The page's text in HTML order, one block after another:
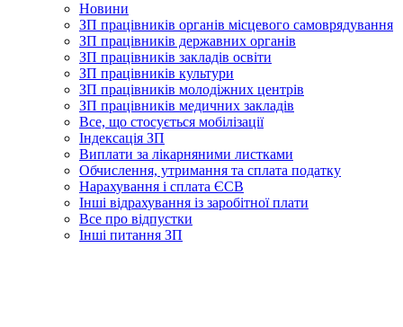
Новини
ЗП працівників органів місцевого самоврядування
ЗП працівників державних органів
ЗП працівників закладів освіти
ЗП працівників культури
ЗП працівників молодіжних центрів
ЗП працівників медичних закладів
Все, що стосується мобілізації
Індексація ЗП
Виплати за лікарняними листками
Обчислення, утримання та сплата податку
Нарахування і сплата ЄСВ
Інші відрахування із заробітної плати
Все про відпустки
Інші питання ЗП